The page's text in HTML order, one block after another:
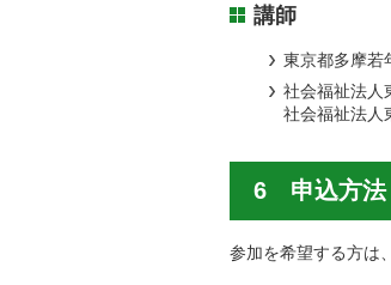
講師
東京都多摩
社会福祉法
社会福祉法
6 申込方法
参加を希望する方は